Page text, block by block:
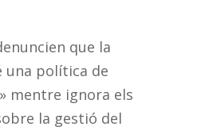
que la
una política de
mentre ignora els
la gestió del